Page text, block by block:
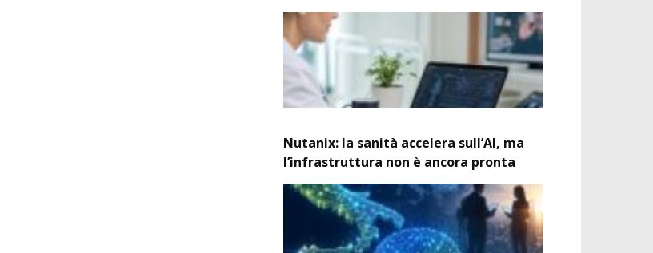
Nutanix: la sanità accelera sull’AI, ma
l’infrastruttura non è ancora pronta